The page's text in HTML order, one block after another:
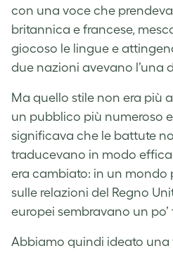
con una voce che
britannica e francese,
giocoso le lingue e
due nazioni avevano l’una
Ma quello stile non era più
un pubblico più numeroso
significava che le battute
traducevano in modo
era cambiato: in un mondo
sulle relazioni del Regno
europei sembravano un
Abbiamo quindi ideato una